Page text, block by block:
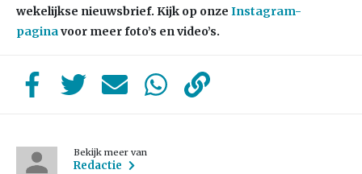
wekelijkse nieuwsbrief. Kijk op onze Instagram-
paginavoor meer foto’s en video’s.
Bekijk meer van
Redactie